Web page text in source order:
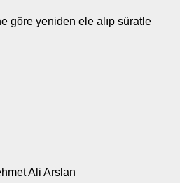
göre yeniden ele alıp süratle
Ali Arslan